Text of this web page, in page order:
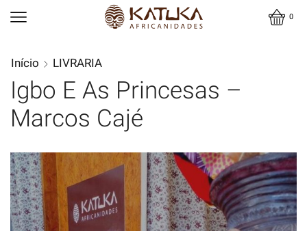
0
Início LIVRARIA
Igbo E As Princesas –
Marcos Cajé